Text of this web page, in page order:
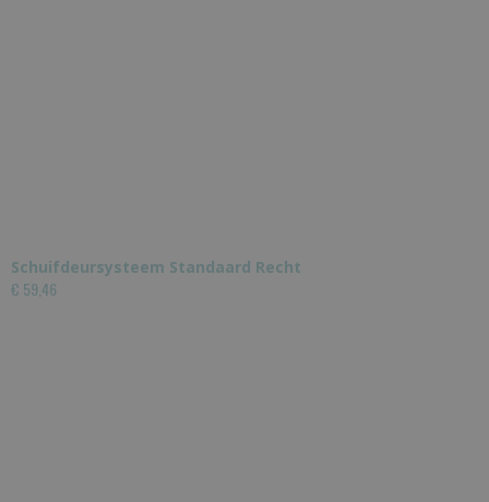
Schuifdeursysteem Standaard Recht
€ 59,46